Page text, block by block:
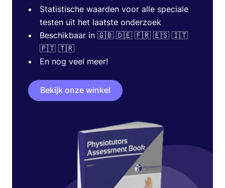
Statistische waarden voor alle speciale
testen uit het laatste onderzoek
Beschikbaar in 🇬🇧 🇩🇪 🇫🇷 🇪🇸 🇮🇹
🇵🇹 🇹🇷
En nog veel meer!
Bekijk onze winkel